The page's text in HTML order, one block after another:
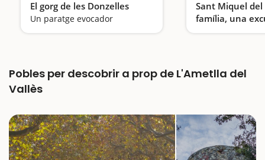
El gorg de les Donzelles
Un paratge evocador
Sant Miquel del
família, una
entre cascades
Pobles per descobrir a prop de L'Ametlla del
Vallès